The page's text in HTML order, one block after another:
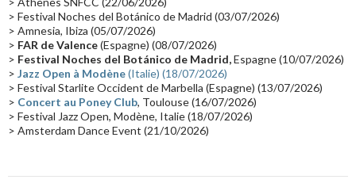
Les concerts en Chine(16) Cinéma
Synthé Roland(15) Belgique(15)
(14) Astronomie (14)
Tournée 2025(14) 2024(14) Chine(13)
> Festival Noches del Botánico de Madrid (03/07/2026)
> Amnesia, Ibiza (05/07/2026)
> FAR de Valence(Espagne) (08/07/2026)
> Festival Noches del Botánico de Madrid,Espagne (10/07/2026)
> Jazz Open à Modène(Italie) (18/07/2026)
> Festival Starlite Occident de Marbella (Espagne) (13/07/2026)
> Concert au Poney Club, Toulouse (16/07/2026)
> Festival Jazz Open, Modène, Italie (18/07/2026)
> Amsterdam Dance Event (21/10/2026)